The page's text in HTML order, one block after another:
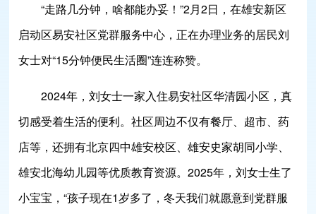
“走路几分钟，啥都能办妥！”2月2日，在雄安新区
启动区易安社区党群服务中心，正在办理业务的居民刘
女士对“15分钟便民生活圈”连连称赞。
2024年，刘女士一家入住易安社区华清园小区，真
切感受着生活的便利。社区周边不仅有餐厅、超市、药
店等，还拥有北京四中雄安校区、雄安史家胡同小学、
雄安北海幼儿园等优质教育资源。2025年，刘女士生了
小宝宝，“孩子现在1岁多了，冬天我们就愿意到党群服